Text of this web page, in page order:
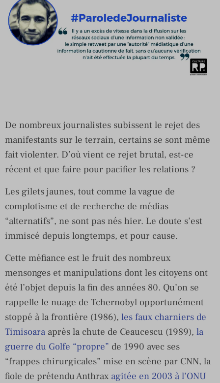
De nombreux journalistes subissent le rejet des
manifestants sur le terrain, certains se sont même
fait violenter. D’où vient ce rejet brutal, est-ce
récent et que faire pour pacifier les relations ?
Les gilets jaunes, tout comme la vague de
complotisme et de recherche de médias
“alternatifs”, ne sont pas nés hier. Le doute s’est
immiscé depuis longtemps, et pour cause.
Cette méfiance est le fruit des nombreux
mensonges et manipulations dont les citoyens ont
été l’objet depuis la fin des années 80. Qu’on se
rappelle le nuage de Tchernobyl opportunément
stoppé à la frontière (1986), les faux charniers de
Timisoara après la chute de Ceaucescu (1989), la
guerre du Golfe “propre” de 1990 avec ses
“frappes chirurgicales” mise en scène par CNN, la
fiole de prétendu Anthrax agitée en 2003 à l’ONU